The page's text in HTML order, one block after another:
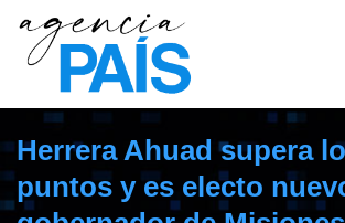
Herrera Ahuad supera
puntos y es electo